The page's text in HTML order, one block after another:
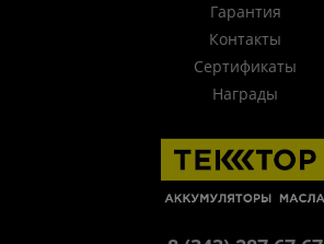
Гарантия
Контакты
Сертификаты
Награды